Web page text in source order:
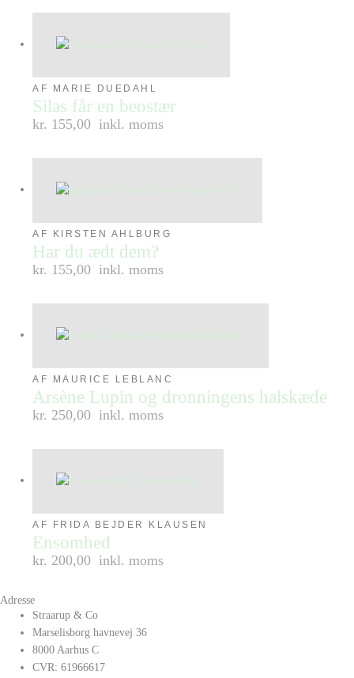
AF MARIE DUEDAHL
Silas får en beostær
kr. 155,00 inkl. moms
AF KIRSTEN AHLBURG
Har du ædt dem?
kr. 155,00 inkl. moms
AF MAURICE LEBLANC
Arsène Lupin og dronningens halskæde
kr. 250,00 inkl. moms
AF FRIDA BEJDER KLAUSEN
Ensomhed
kr. 200,00 inkl. moms
Adresse
Straarup & Co
Marselisborg havnevej 36
8000 Aarhus C
CVR: 61966617